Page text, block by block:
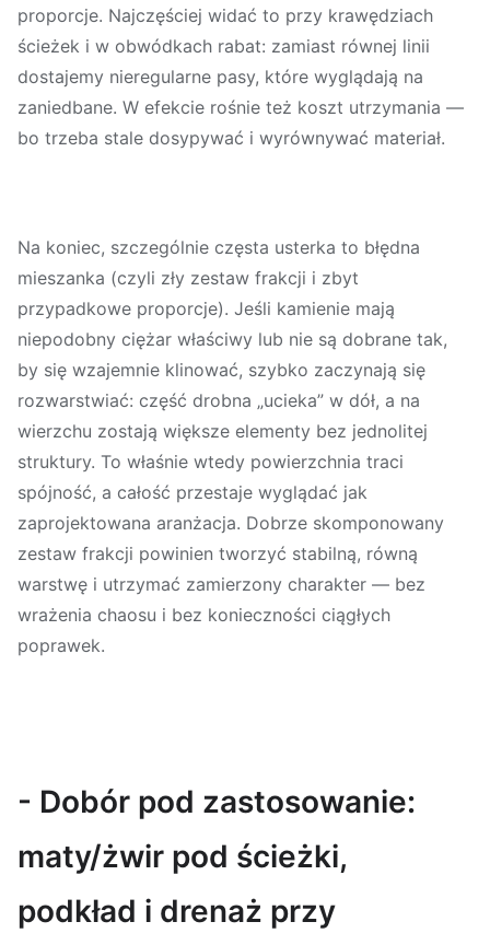
proporcje. Najczęściej widać to przy krawędziach
ścieżek i w obwódkach rabat: zamiast równej linii
dostajemy nieregularne pasy, które wyglądają na
zaniedbane. W efekcie rośnie też koszt utrzymania —
bo trzeba stale dosypywać i wyrównywać materiał.
Na koniec, szczególnie częsta usterka to błędna
mieszanka (czyli zły zestaw frakcji i zbyt
przypadkowe proporcje). Jeśli kamienie mają
niepodobny ciężar właściwy lub nie są dobrane tak,
by się wzajemnie klinować, szybko zaczynają się
rozwarstwiać: część drobna „ucieka” w dół, a na
wierzchu zostają większe elementy bez jednolitej
struktury. To właśnie wtedy powierzchnia traci
spójność, a całość przestaje wyglądać jak
zaprojektowana aranżacja. Dobrze skomponowany
zestaw frakcji powinien tworzyć stabilną, równą
warstwę i utrzymać zamierzony charakter — bez
wrażenia chaosu i bez konieczności ciągłych
poprawek.
- Dobór pod zastosowanie:
maty/żwir pod ścieżki,
podkład i drenaż przy